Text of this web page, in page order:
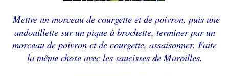
Mettre un morceau de courgette et de poivron, puis une
andouillette sur un pique à brochette, terminer par un
morceau de poivron et de courgette, assaisonner. Faite
la même chose avec les saucisses de Maroilles.